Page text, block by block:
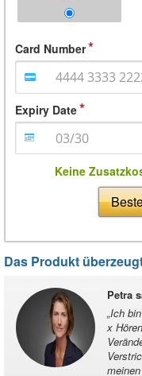
Card Number
Expiry Date
Keine
Das Produkt
Petra
„Ich
x